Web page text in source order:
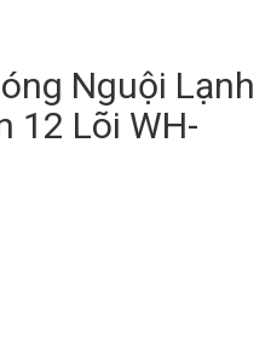
Nguội Lạnh
12 Lõi WH-